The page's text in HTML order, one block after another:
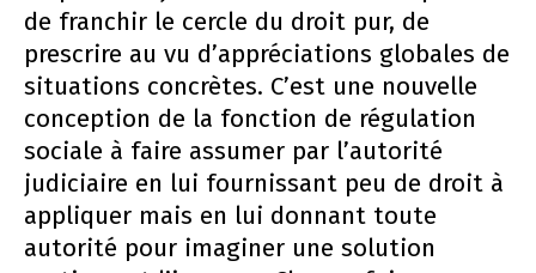
de franchir le cercle du droit pur, de
prescrire au vu d’appréciations globales de
situations concrètes. C’est une nouvelle
conception de la fonction de régulation
sociale à faire assumer par l’autorité
judiciaire en lui fournissant peu de droit à
appliquer mais en lui donnant toute
autorité pour imaginer une solution